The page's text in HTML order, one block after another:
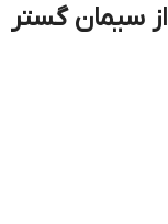
سیمان گستر